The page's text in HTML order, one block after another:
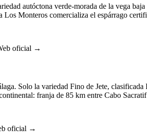
autóctona verde-morada de la vega
Monteros comercializa el espárrago
oficial →
Solo la variedad Fino de Jete,
franja de 85 km entre Cabo
oficial →